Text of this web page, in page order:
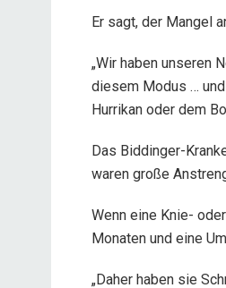
Er sagt, der Mangel
„Wir haben unseren
diesem Modus …
Hurrikan oder dem
Das Biddinger-
waren große
Wenn eine Knie-
Monaten und eine
„Daher haben sie